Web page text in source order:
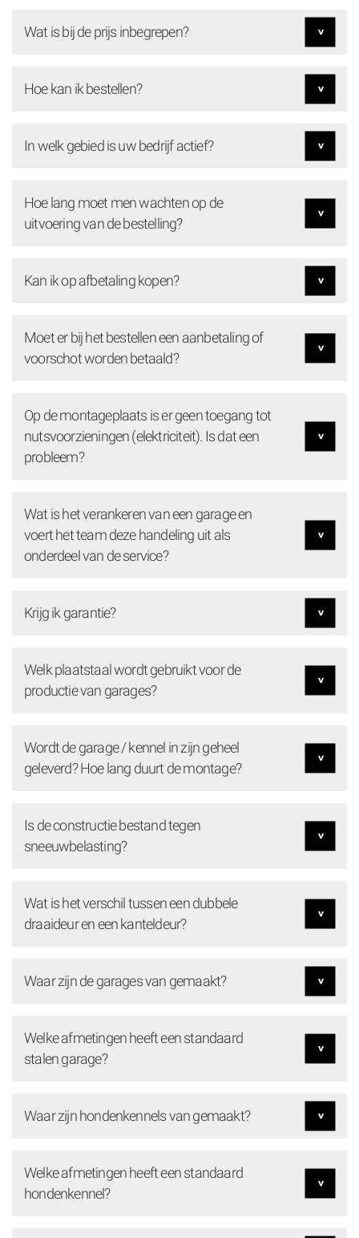
Wat is bij de prijs inbegrepen?
Hoe kan ik bestellen?
In welk gebied is uw bedrijf actief?
Hoe lang moet men wachten op de
uitvoering van de bestelling?
Kan ik op afbetaling kopen?
Moet er bij het bestellen een aanbetaling of
voorschot worden betaald?
Op de montageplaats is er geen toegang tot
nutsvoorzieningen (elektriciteit). Is dat een
probleem?
Wat is het verankeren van een garage en
voert het team deze handeling uit als
onderdeel van de service?
Krijg ik garantie?
Welk plaatstaal wordt gebruikt voor de
productie van garages?
Wordt de garage / kennel in zijn geheel
geleverd? Hoe lang duurt de montage?
Is de constructie bestand tegen
sneeuwbelasting?
Wat is het verschil tussen een dubbele
draaideur en een kanteldeur?
Waar zijn de garages van gemaakt?
Welke afmetingen heeft een standaard
stalen garage?
Waar zijn hondenkennels van gemaakt?
Welke afmetingen heeft een standaard
hondenkennel?